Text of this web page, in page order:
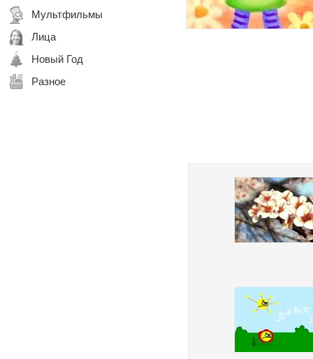
Мультфильмы
Лица
Новый Год
Разное